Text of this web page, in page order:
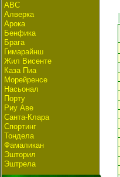
АВС
Алверка
Арока
Бенфика
Брага
Гимарайнш
Жил Висенте
Каза Пиа
Морейренсе
Насьонал
Порту
Риу Аве
Санта-Клара
Спортинг
Тондела
Фамаликан
Эшторил
Эштрела